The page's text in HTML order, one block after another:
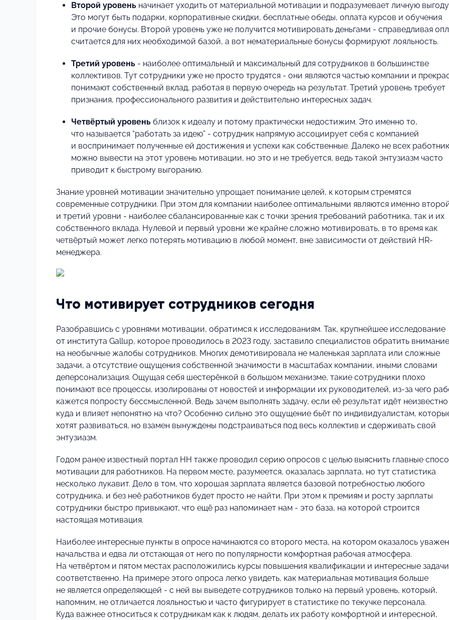
Второй уровень начинает уходить от материальной мотивации и подразумевает личную
Это могут быть подарки, корпоративные скидки, бесплатные обеды, оплата курсов и обучения
и прочие бонусы. Второй уровень уже не получится мотивировать деньгами - справедливая
считается для них необходимой базой, а вот нематериальные бонусы формируют лояльность.
Третий уровень - наиболее оптимальный и максимальный для сотрудников в большинстве
коллективов. Тут сотрудники уже не просто трудятся - они являются частью компании и
понимают собственный вклад, работая в первую очередь на результат. Третий уровень требует
признания, профессионального развития и действительно интересных задач.
Четвёртый уровень близок к идеалу и потому практически недостижим. Это именно то,
что называется “работать за идею” - сотрудник напрямую ассоциирует себя с компанией
и воспринимает полученные ей достижения и успехи как собственные. Далеко не всех
можно вывести на этот уровень мотивации, но это и не требуется, ведь такой энтузиазм часто
приводит к быстрому выгоранию.
Знание уровней мотивации значительно упрощает понимание целей, к которым стремятся
современные сотрудники. При этом для компании наиболее оптимальными являются именно
и третий уровни - наиболее сбалансированные как с точки зрения требований работника, так и их
собственного вклада. Нулевой и первый уровни же крайне сложно мотивировать, в то время как
четвёртый может легко потерять мотивацию в любой момент, вне зависимости от действий HR-
менеджера.
Что мотивирует сотрудников сегодня
Разобравшись с уровнями мотивации, обратимся к исследованиям. Так, крупнейшее исследование
от института Gallup, которое проводилось в 2023 году, заставило специалистов обратить внимание
на необычные жалобы сотрудников. Многих демотивировала не маленькая зарплата или сложные
задачи, а отсутствие ощущения собственной значимости в масштабах компании, иными словами
деперсонализация. Ощущая себя шестерёнкой в большом механизме, такие сотрудники плохо
понимают все процессы, изолированы от новостей и информации их руководителей, из-за чего
кажется попросту бессмысленной. Ведь зачем выполнять задачу, если её результат идёт неизвестно
куда и влияет непонятно на что? Особенно сильно это ощущение бьёт по индивидуалистам,
хотят развиваться, но взамен вынуждены подстраиваться под весь коллектив и сдерживать свой
энтузиазм.
Годом ранее известный портал HH также проводил серию опросов с целью выяснить главные
мотивации для работников. На первом месте, разумеется, оказалась зарплата, но тут статистика
несколько лукавит. Дело в том, что хорошая зарплата является базовой потребностью любого
сотрудника, и без неё работников будет просто не найти. При этом к премиям и росту зарплаты
сотрудники быстро привыкают, что ещё раз напоминает нам - это база, на которой строится
настоящая мотивация.
Наиболее интересные пункты в опросе начинаются со второго места, на котором оказалось
начальства и едва ли отстающая от него по популярности комфортная рабочая атмосфера.
На четвёртом и пятом местах расположились курсы повышения квалификации и интересные задачи
соответственно. На примере этого опроса легко увидеть, как материальная мотивация больше
не является определяющей - с ней вы выведете сотрудников только на первый уровень, который,
напомним, не отличается лояльностью и часто фигурирует в статистике по текучке персонала.
Куда важнее относиться к сотрудникам как к людям, делать их работу комфортной и интересной,